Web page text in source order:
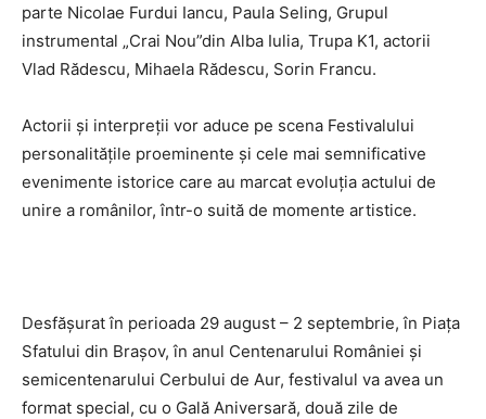
parte Nicolae Furdui Iancu, Paula Seling, Grupul
instrumental „Crai Nou”din Alba Iulia, Trupa K1, actorii
Vlad Rădescu, Mihaela Rădescu, Sorin Francu.
Actorii și interpreții vor aduce pe scena Festivalului
personalitățile proeminente și cele mai semnificative
evenimente istorice care au marcat evoluția actului de
unire a românilor, într-o suită de momente artistice.
Desfăşurat în perioada 29 august – 2 septembrie, în Piaţa
Sfatului din Braşov, în anul Centenarului României şi
semicentenarului Cerbului de Aur, festivalul va avea un
format special, cu o Gală Aniversară, două zile de